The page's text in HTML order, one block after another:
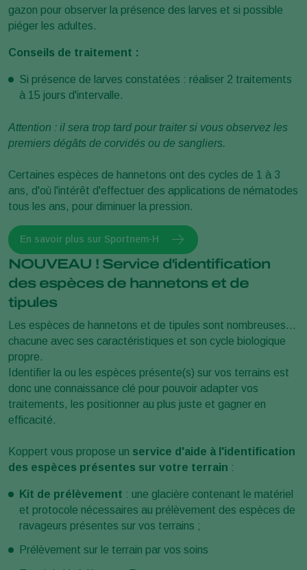
gazon pour observer la présence des larves et si possible
piéger les adultes.
Conseils de traitement :
Si présence de larves constatées : réaliser 2 traitements
à 15 jours d'intervalle.
Attention : il sera trop tard pour traiter si vous observez les
premiers dégâts de corvidés ou de sangliers.
Certaines espèces de hannetons ont des cycles de 1 à 3
ans, d'où l'intérêt d'effectuer des applications de nématodes
tous les ans, pour diminuer la pression.
En savoir plus sur Sportnem-H
NOUVEAU ! Service d'identification
des espèces de hannetons et de
tipules
Les espèces de hannetons et de tipules sont nombreuses...
chacune avec ses caractéristiques et son cycle biologique
propre.
Identifier la ou les espèces présente(s) sur vos terrains est
donc une connaissance clé pour pouvoir adapter vos
traitements, les positionner au plus juste et gagner en
efficacité.
Koppert vous propose un service d'aide à l'identification
des espèces présentes sur votre terrain :
Kit de prélèvement : une glacière contenant le matériel
et protocole nécessaires au prélèvement des espèces de
ravageurs présentes sur vos terrains ;
Prélèvement sur le terrain par vos soins